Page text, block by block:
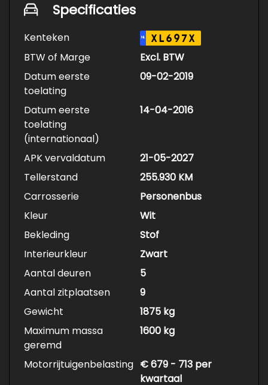
Specificaties
Kenteken NL XL697X
BTW of Marge
Excl. BTW
Datum eerste
toelating
09-02-2019
Datum eerste
toelating
(internationaal)
14-04-2016
APK vervaldatum
21-05-2027
Tellerstand
255.930 KM
Carrosserie
Personenbus
Kleur
Wit
Bekleding
Stof
Interieurkleur
Zwart
Aantal deuren
5
Aantal zitplaatsen
9
Gewicht
1875 kg
Maximum massa
geremd
1600 kg
Motorrijtuigenbelasting € 679 - 713 per
kwartaal